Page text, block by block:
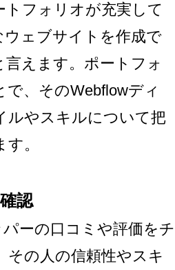
トフォリオが充実して
ウェブサイトを作成で
言えます。ポートフォ
で、そのWebflowディ
ルやスキルについて把
。
認
ーの口コミや評価をチ
その人の信頼性やスキ